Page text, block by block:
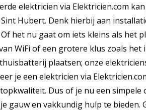
elektricien via Elektricien.com
Hubert. Denk hierbij aan
het nu gaat om iets kleins als het
WiFi of een grotere klus zoals
plaatsen; onze
je een elektricien via
Dus of je nu een
gauw en vakkundig hulp te